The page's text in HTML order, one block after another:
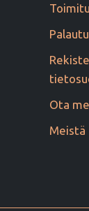
Ota
Meistä